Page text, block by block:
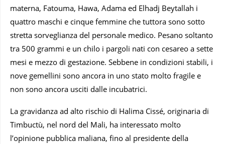
materna, Fatouma, Hawa, Adama ed Elhadj Beytallah i
quattro maschi e cinque femmine che tuttora sono sotto
stretta sorveglianza del personale medico. Pesano soltanto
tra 500 grammi e un chilo i pargoli nati con cesareo a sette
mesi e mezzo di gestazione. Sebbene in condizioni stabili, i
nove gemellini sono ancora in uno stato molto fragile e
non sono ancora usciti dalle incubatrici.
La gravidanza ad alto rischio di Halima Cissé, originaria di
Timbuctù, nel nord del Mali, ha interessato molto
l’opinione pubblica maliana, fino al presidente della